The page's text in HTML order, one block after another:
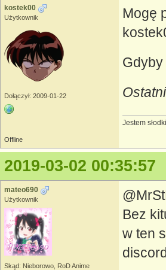
kostek00
Użytkownik
Dołączył: 2009-01-22
Mogę
Gdyby
Jestem
Offline
2019-03-02 00:35:57
mateo690
Użytkownik
Skąd: Nieborowo, RoD Anime
Bez
w ten